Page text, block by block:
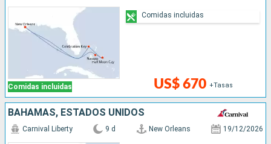
Comidas incluidas US$ 670 +Tasas
Comidas incluidas
BAHAMAS, ESTADOS UNIDOS
Carnival Liberty 9 d New Orleans 19/12/2026